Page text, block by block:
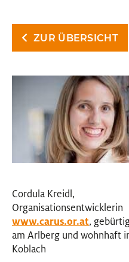
ZUR ÜBERSICHT
Cordula Kreidl,
Organisationsentwicklerin
www.carus.or.at,
am Arlberg und wohnhaft
Koblach